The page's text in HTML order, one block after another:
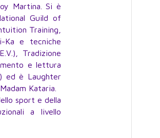
Martina. Si è
Guild of
Training,
Ka e tecniche
Tradizione
e lettura
ed è Laughter
Kataria.
sport e della
a livello